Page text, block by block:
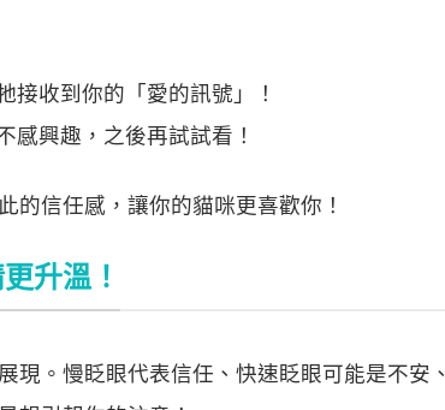
接收到你的「愛的訊號」！
感興趣，之後再試試看！
的信任感，讓你的貓咪更喜歡你！
升溫！
現。慢眨眼代表信任、快速眨眼可能是不安、